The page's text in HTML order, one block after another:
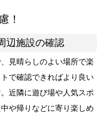
！
辺施設の確認
見晴らしのよい場所で楽
で確認できればより良い
近隣に遊び場や人気スポ
や帰りなどに寄り楽しめ